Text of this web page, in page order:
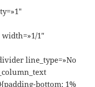
1″
line_type=»No
bottom: 1%